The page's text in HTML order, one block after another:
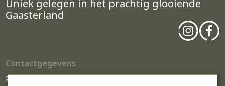
Uniek gelegen in het prachtig glooiende
Gaasterland
Contactgegevens
Parc Sondel